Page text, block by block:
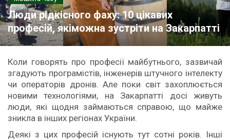
Люди рідкісного фаху: 10 цікавих
професій, якіможна зустріти на Закарпатті
Коли говорять про професії майбутнього, зазвичай
згадують програмістів, інженерів штучного інтелекту
чи операторів дронів. Але поки світ захоплюється
новими технологіями, на Закарпатті досі живуть
люди, які щодня займаються справою, що майже
зникла в інших регіонах України.
Деякі з цих професій існують тут сотні років. Інші